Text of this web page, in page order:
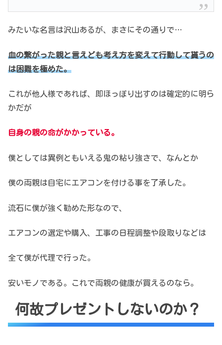
みたいな名言は沢山あるが、 まさにその通りで…
血の繋がった親と言えども考え方を変えて行動して貰うの
は困難を極めた。
これが他人様であれば、
即ほっぽり出すのは確定的に明ら
かだが
自身の親の命がかかっている。
僕としては異例ともいえる 鬼の粘り強さで、なんとか
僕の両親は自宅にエアコンを付ける事を了承した。
流石に僕が強く勧めた形なので、
エアコンの選定や購入、 工事の日程調整や段取りなどは
全て僕が代理で行った。
安いモノである。これで両親の健康が買えるのなら。
何故プレゼントしないのか？